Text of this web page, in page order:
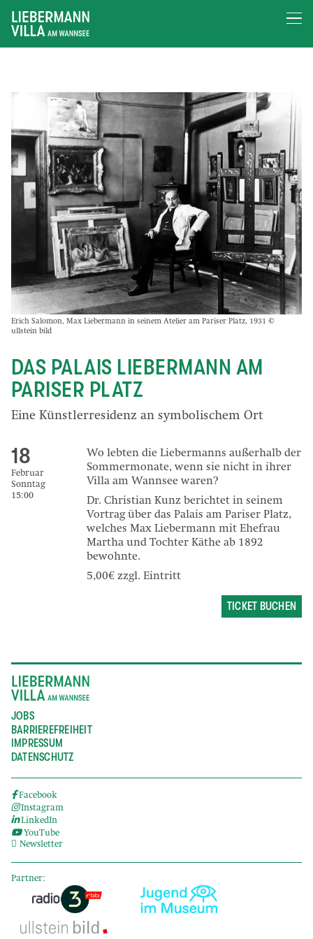
Erich Salomon, Max Liebermann in seinem Atelier am Pariser Platz, 1931 ©
ullstein bild
DAS PALAIS LIEBERMANN AM
PARISER PLATZ
Eine Künstlerresidenz an symbolischem Ort
Wo lebten die Liebermanns außerhalb der
Sommermonate, wenn sie nicht in ihrer
Villa am Wannsee waren?
Dr. Christian Kunz berichtet in seinem
Vortrag über das Palais am Pariser Platz,
welches Max Liebermann mit Ehefrau
Martha und Tochter Käthe ab 1892
bewohnte.
5,00€ zzgl. Eintritt
18
Februar
Sonntag
15:00
TICKET BUCHEN
JOBS
BARRIEREFREIHEIT
IMPRESSUM
DATENSCHUTZ
Facebook
Instagram
LinkedIn
YouTube
Newsletter
Partner: